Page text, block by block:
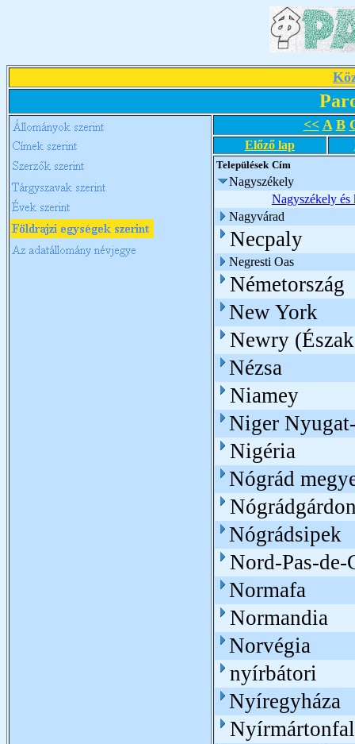
<< A B
Előző lap
Települések Cím
Nagyszékely
Nagyszékely és
Nagyvárad
Necpaly
Negresti Oas
Németország
New York
Newry
Nézsa
Niamey
Niger
Nigéria
Nógrád
Nógrádsipek
Nord-Pas-de-
Normafa
Normandia
Norvégia
nyírbátori
Nyíregyháza